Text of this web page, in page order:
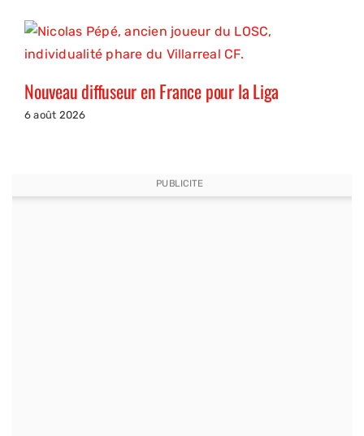
Nouveau diffuseur en France pour la Liga
6 août 2026
PUBLICITE